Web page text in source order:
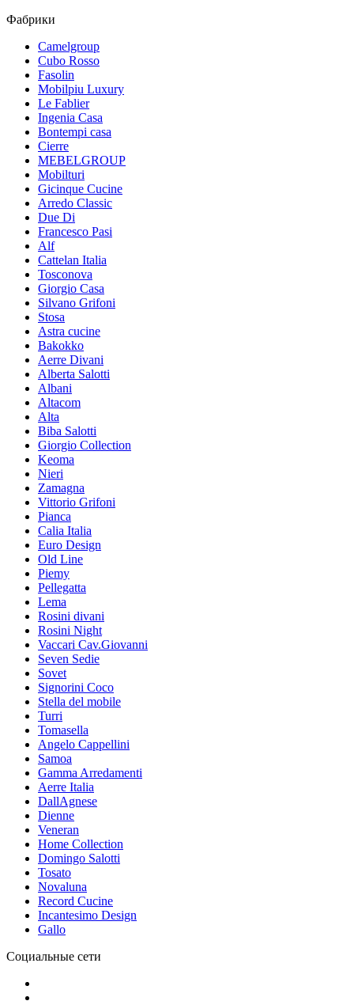
Фабрики
Camelgroup
Cubo Rosso
Fasolin
Mobilpiu Luxury
Le Fablier
Ingenia Casa
Bontempi casa
Cierre
MEBELGROUP
Mobilturi
Gicinque Cucine
Arredo Classic
Due Di
Francesco Pasi
Alf
Cattelan Italia
Tosconova
Giorgio Casa
Silvano Grifoni
Stosa
Astra cucine
Bakokko
Aerre Divani
Alberta Salotti
Albani
Altacom
Alta
Biba Salotti
Giorgio Collection
Keoma
Nieri
Zamagna
Vittorio Grifoni
Pianca
Calia Italia
Euro Design
Old Line
Piemy
Pellegatta
Lema
Rosini divani
Rosini Night
Vaccari Cav.Giovanni
Seven Sedie
Sovet
Signorini Coco
Stella del mobile
Turri
Tomasella
Angelo Cappellini
Samoa
Gamma Arredamenti
Aerre Italia
DallAgnese
Dienne
Veneran
Home Collection
Domingo Salotti
Tosato
Novaluna
Record Cucine
Incantesimo Design
Gallo
Социальные сети